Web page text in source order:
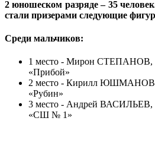
2 юношеском разряде – 35
стали призерами следующие
Среди мальчиков:
1 место - Мирон
«Прибой»
2 место - Кирилл
«Рубин»
3 место - Андрей ВАСИЛЬЕВ,
«СШ № 1»